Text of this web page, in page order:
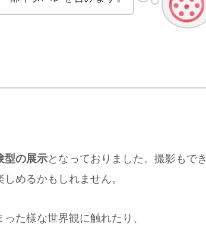
型の展示となっておりました。撮影もでき
めるかもしれません。
た様な世界観に触れたり、